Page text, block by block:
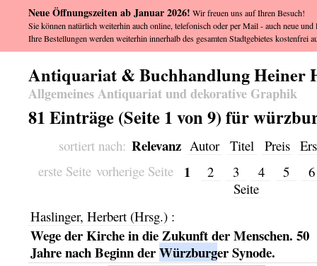
Antiquariat & Buchhandlung Heiner
Allgemeines Antiquariat und dekorative Graphik
81 Einträge (Seite 1 von 9) für
sortiert nach: Relevanz Autor Titel Preis
erste Seite vorherige Seite 1 2 3 4 5
Seite
Haslinger, Herbert (Hrsg.):
Wege der Kirche in die Zukunft der Menschen. 50
Jahre nach Beginn derWürzburger Synode.
Neue Öffnungszeiten ab Januar 2026! Wir freuen uns auf Ihren Besuch!
Sie können natürlich weiterhin auch online, telefonisch oder per Mail - auch neue
Ihre Bestellungen werden weiterhin innerhalb des gesamten Stadtgebietes kostenfrei